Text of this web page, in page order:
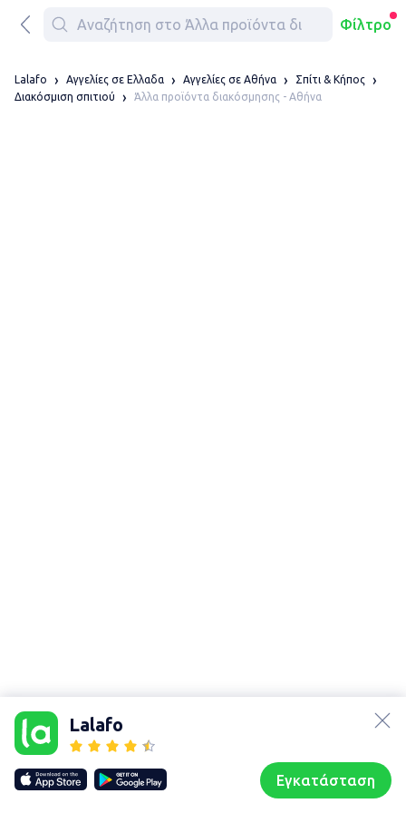
Φίλτρο
Lalafo
Εγκατάσταση
Lalafo Αγγελίες σε Ελλαδα Αγγελίες σε Αθήνα
Σπίτι & Κήπος
Διακόσμιση σπιτιού
Άλλα προϊόντα διακόσμησης - Αθήνα
Our websites
lalafo.kg
lalafo.rs
lalafo.pl
Sitemap
Χάρτης
Συζητήσεις Προφίλ